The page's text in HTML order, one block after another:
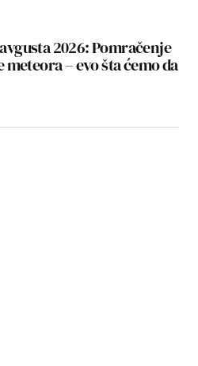
2026: Pomračenje
– evo šta ćemo da